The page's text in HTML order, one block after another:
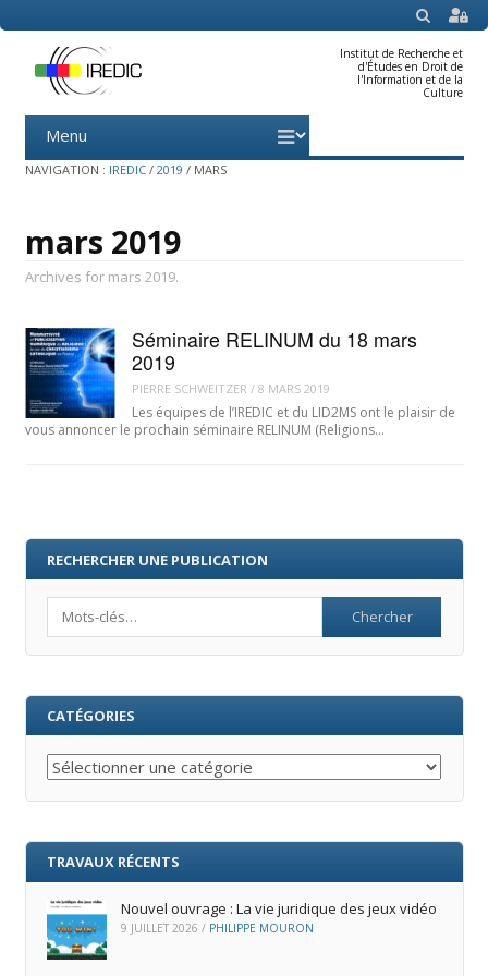
SEARCH
Institut de Recherche et
d'Études en Droit de
l'Information et de la
Culture
Menu
content
NAVIGATION : IREDIC / 2019 / MARS
mars 2019
Archives for mars 2019.
Séminaire RELINUM du 18 mars
2019
PIERRE SCHWEITZER / 8 MARS 2019
Les équipes de l’IREDIC et du LID2MS ont le plaisir de
vous annoncer le prochain séminaire RELINUM (Religions…
RECHERCHER UNE PUBLICATION
CATÉGORIES
Catégories
TRAVAUX RÉCENTS
Nouvel ouvrage : La vie juridique des jeux vidéo
9 JUILLET 2026 / PHILIPPE MOURON